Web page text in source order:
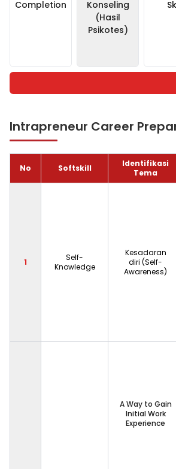
Completion
Konseling
(Hasil
Psikotes)
Intrapreneur Career
No Softskill
Identifikasi
Tema
1
Self-
Knowledge
Kesadaran
diri (Self-
Awareness)
A Way to Gain
Initial Work
Experience